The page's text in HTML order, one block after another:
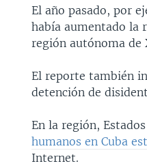
El año pasado, por
había aumentado la
región autónoma de
El reporte también
detención de
En la región,
humanos en Cuba
Internet.